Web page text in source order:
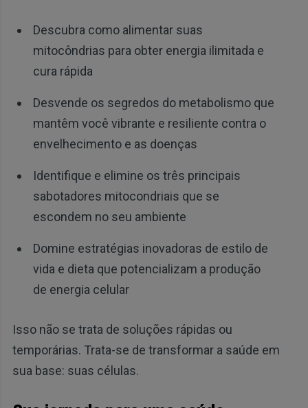
Descubra como alimentar suas
mitocôndrias para obter energia ilimitada e
cura rápida
Desvende os segredos do metabolismo que
mantêm você vibrante e resiliente contra o
envelhecimento e as doenças
Identifique e elimine os três principais
sabotadores mitocondriais que se
escondem no seu ambiente
Domine estratégias inovadoras de estilo de
vida e dieta que potencializam a produção
de energia celular
Isso não se trata de soluções rápidas ou
temporárias. Trata-se de transformar a saúde em
sua base: suas células.